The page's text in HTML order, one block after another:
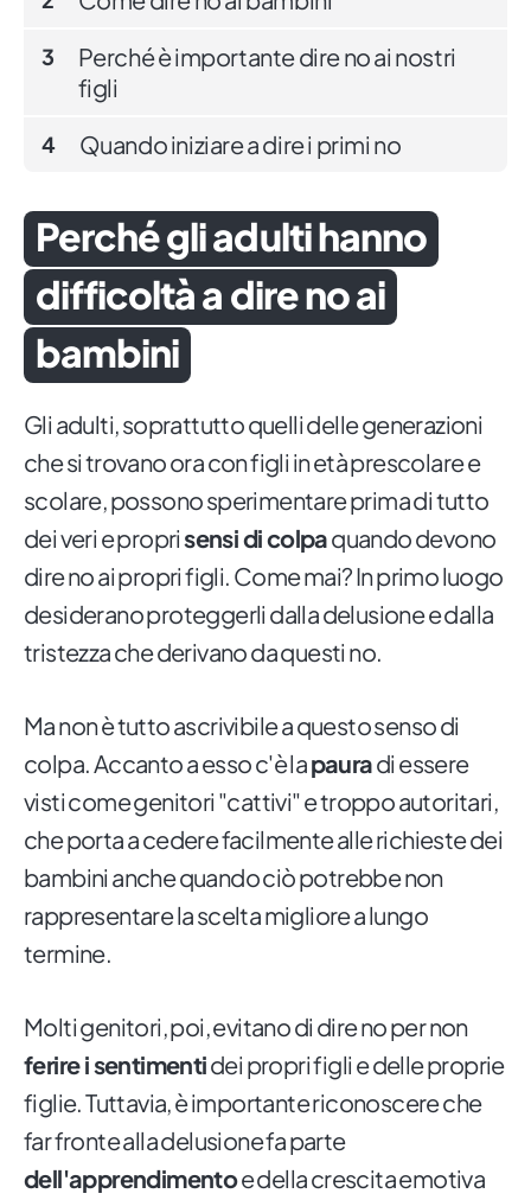
3
Perché è importante dire no ai nostri
figli
4 Quando iniziare a dire i primi no
Perché gli adulti hanno
difficoltà a dire no ai
bambini
Gli adulti, soprattutto quelli delle generazioni
che si trovano ora con figli in età prescolare e
scolare, possono sperimentare prima di tutto
dei veri e proprisensi di colpaquando devono
dire no ai propri figli. Come mai? In primo luogo
desiderano proteggerli dalla delusione e dalla
tristezza che derivano da questi no.
Ma non è tutto ascrivibile a questo senso di
colpa. Accanto a esso c'è lapauradi essere
visti come genitori "cattivi" e troppo autoritari,
che porta a cedere facilmente alle richieste dei
bambini anche quando ciò potrebbe non
rappresentare la scelta migliore a lungo
termine.
Molti genitori, poi, evitano di dire no per non
ferire i sentimentidei propri figli e delle proprie
figlie. Tuttavia, è importante riconoscere che
far fronte alla delusione fa parte
dell'apprendimentoe della crescita emotiva